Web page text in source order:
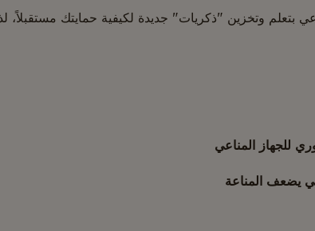
بتعلم وتخزين "ذكريات" جديدة لكيفية حمايتك مستقبلاً،
يضعف المناعة